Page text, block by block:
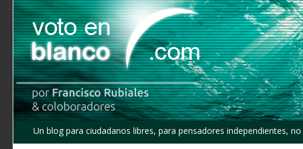
Un blog para ciudadanos libres, para pensadores independientes,